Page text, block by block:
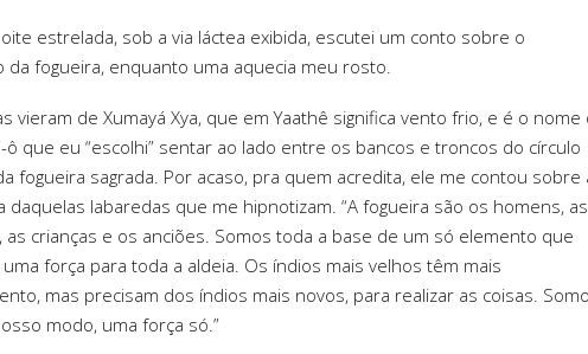
estrelada, sob a via láctea exibida, escutei um conto sobre o
da fogueira, enquanto uma aquecia meu rosto.
vieram de Xumayá Xya, que em Yaathê significa vento frio, e é o nome
ô que eu “escolhi” sentar ao lado entre os bancos e troncos do círculo
fogueira sagrada. Por acaso, pra quem acredita, ele me contou sobre
daquelas labaredas que me hipnotizam. “A fogueira são os homens, as
as crianças e os anciões. Somos toda a base de um só elemento que
força para toda a aldeia. Os índios mais velhos têm mais
mas precisam dos índios mais novos, para realizar as coisas.
modo, uma força só.”